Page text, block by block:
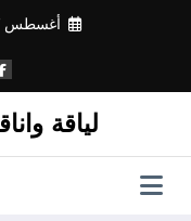
أغسطس 7, 2026
لياقة